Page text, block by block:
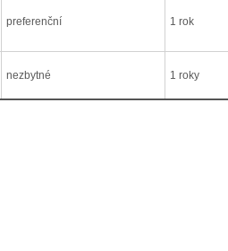
preferenční 1 rok
nezbytné 1 roky